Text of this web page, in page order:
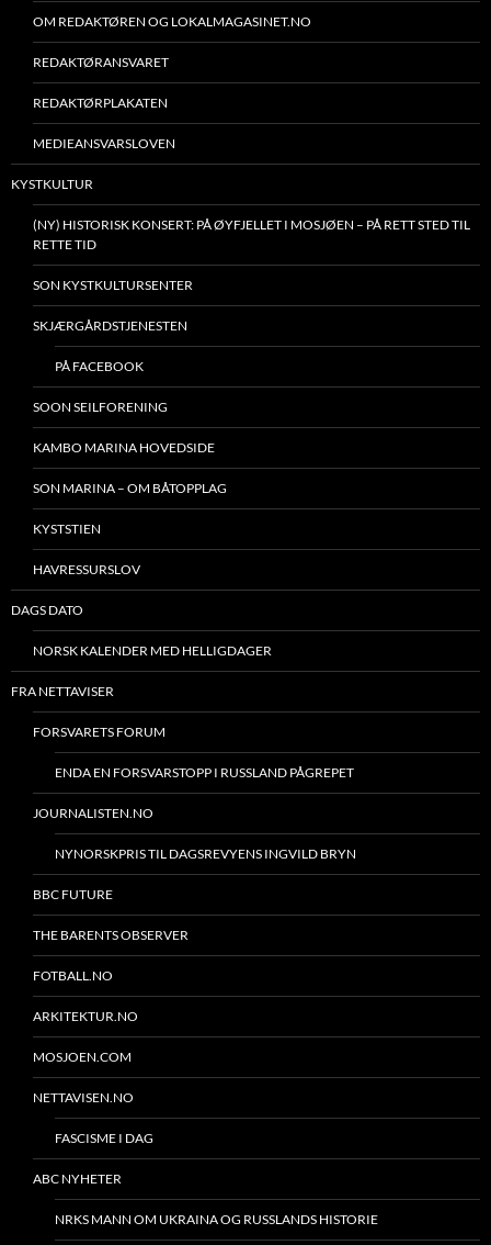
OM REDAKTØREN OG LOKALMAGASINET.NO
REDAKTØRANSVARET
REDAKTØRPLAKATEN
MEDIEANSVARSLOVEN
KYSTKULTUR
(NY) HISTORISK KONSERT: PÅ ØYFJELLET I MOSJØEN – PÅ RETT STED TIL
RETTE TID
SON KYSTKULTURSENTER
SKJÆRGÅRDSTJENESTEN
PÅ FACEBOOK
SOON SEILFORENING
KAMBO MARINA HOVEDSIDE
SON MARINA – OM BÅTOPPLAG
KYSTSTIEN
HAVRESSURSLOV
DAGS DATO
NORSK KALENDER MED HELLIGDAGER
FRA NETTAVISER
FORSVARETS FORUM
ENDA EN FORSVARSTOPP I RUSSLAND PÅGREPET
JOURNALISTEN.NO
NYNORSKPRIS TIL DAGSREVYENS INGVILD BRYN
BBC FUTURE
THE BARENTS OBSERVER
FOTBALL.NO
ARKITEKTUR.NO
MOSJOEN.COM
NETTAVISEN.NO
FASCISME I DAG
ABC NYHETER
NRKS MANN OM UKRAINA OG RUSSLANDS HISTORIE